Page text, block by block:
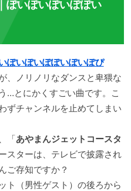
ぽいぽいぽいぽぽい
ぽいぽいぽぽいぽいぽぴ
、ノリノリなダンスと卑猥な
…とにかくすごい曲です。こ
ずチャンネルを止めてしまい
「あやまんジェットコースタ
スターは、テレビで披露され
ご存知ですか？
ト（男性ゲスト）の後ろから